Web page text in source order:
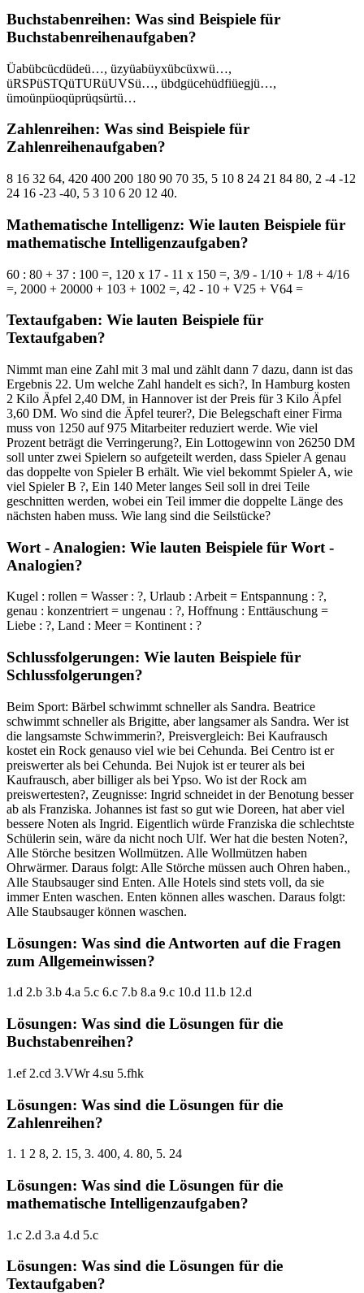
Buchstabenreihen: Was sind Beispiele für
Buchstabenreihenaufgaben?
Üabübcücdüdeü…, üzyüabüyxübcüxwü…,
üRSPüSTQüTURüUVSü…, übdgücehüdfiüegjü…,
ümoünpüoqüprüqsürtü…
Zahlenreihen: Was sind Beispiele für
Zahlenreihenaufgaben?
8 16 32 64, 420 400 200 180 90 70 35, 5 10 8 24 21 84 80, 2 -4 -12
24 16 -23 -40, 5 3 10 6 20 12 40.
Mathematische Intelligenz: Wie lauten Beispiele für
mathematische Intelligenzaufgaben?
60 : 80 + 37 : 100 =, 120 x 17 - 11 x 150 =, 3/9 - 1/10 + 1/8 + 4/16
=, 2000 + 20000 + 103 + 1002 =, 42 - 10 + V25 + V64 =
Textaufgaben: Wie lauten Beispiele für
Textaufgaben?
Nimmt man eine Zahl mit 3 mal und zählt dann 7 dazu, dann ist das
Ergebnis 22. Um welche Zahl handelt es sich?, In Hamburg kosten
2 Kilo Äpfel 2,40 DM, in Hannover ist der Preis für 3 Kilo Äpfel
3,60 DM. Wo sind die Äpfel teurer?, Die Belegschaft einer Firma
muss von 1250 auf 975 Mitarbeiter reduziert werde. Wie viel
Prozent beträgt die Verringerung?, Ein Lottogewinn von 26250 DM
soll unter zwei Spielern so aufgeteilt werden, dass Spieler A genau
das doppelte von Spieler B erhält. Wie viel bekommt Spieler A, wie
viel Spieler B ?, Ein 140 Meter langes Seil soll in drei Teile
geschnitten werden, wobei ein Teil immer die doppelte Länge des
nächsten haben muss. Wie lang sind die Seilstücke?
Wort - Analogien: Wie lauten Beispiele für Wort -
Analogien?
Kugel : rollen = Wasser : ?, Urlaub : Arbeit = Entspannung : ?,
genau : konzentriert = ungenau : ?, Hoffnung : Enttäuschung =
Liebe : ?, Land : Meer = Kontinent : ?
Schlussfolgerungen: Wie lauten Beispiele für
Schlussfolgerungen?
Beim Sport: Bärbel schwimmt schneller als Sandra. Beatrice
schwimmt schneller als Brigitte, aber langsamer als Sandra. Wer ist
die langsamste Schwimmerin?, Preisvergleich: Bei Kaufrausch
kostet ein Rock genauso viel wie bei Cehunda. Bei Centro ist er
preiswerter als bei Cehunda. Bei Nujok ist er teurer als bei
Kaufrausch, aber billiger als bei Ypso. Wo ist der Rock am
preiswertesten?, Zeugnisse: Ingrid schneidet in der Benotung besser
ab als Franziska. Johannes ist fast so gut wie Doreen, hat aber viel
bessere Noten als Ingrid. Eigentlich würde Franziska die schlechtste
Schülerin sein, wäre da nicht noch Ulf. Wer hat die besten Noten?,
Alle Störche besitzen Wollmützen. Alle Wollmützen haben
Ohrwärmer. Daraus folgt: Alle Störche müssen auch Ohren haben.,
Alle Staubsauger sind Enten. Alle Hotels sind stets voll, da sie
immer Enten waschen. Enten können alles waschen. Daraus folgt:
Alle Staubsauger können waschen.
Lösungen: Was sind die Antworten auf die Fragen
zum Allgemeinwissen?
1.d 2.b 3.b 4.a 5.c 6.c 7.b 8.a 9.c 10.d 11.b 12.d
Lösungen: Was sind die Lösungen für die
Buchstabenreihen?
1.ef 2.cd 3.VWr 4.su 5.fhk
Lösungen: Was sind die Lösungen für die
Zahlenreihen?
1. 1 2 8, 2. 15, 3. 400, 4. 80, 5. 24
Lösungen: Was sind die Lösungen für die
mathematische Intelligenzaufgaben?
1.c 2.d 3.a 4.d 5.c
Lösungen: Was sind die Lösungen für die
Textaufgaben?